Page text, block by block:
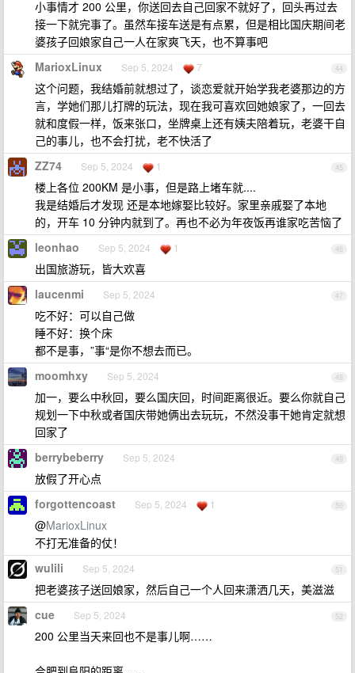
小事情才 200 公里，你送回去自己回家不就好了，回头再过去
接一下就完事了。虽然车接车送是有点累，但是相比国庆期间老
婆孩子回娘家自己一人在家爽飞天，也不算事吧
44
MarioxLinux Sep 5, 2024 7
这个问题，我结婚前就想过了，谈恋爱就开始学我老婆那边的方
言，学她们那儿打牌的玩法，现在我可喜欢回她娘家了，一回去
就和度假一样，饭来张口，坐牌桌上还有姨夫陪着玩，老婆干自
己的事儿，也不会打扰，老不快活了
45
ZZ74 Sep 5, 2024 1
楼上各位 200KM 是小事，但是路上堵车就....
我是结婚后才发现 还是本地嫁娶比较好。家里亲戚娶了本地
的，开车 10 分钟内就到了。再也不必为年夜饭再谁家吃苦恼了
46
leonhao Sep 5, 2024 1
出国旅游玩，皆大欢喜
47
laucenmi Sep 5, 2024
吃不好：可以自己做
睡不好：换个床
都不是事，”事“是你不想去而已。
48
moomhxy Sep 5, 2024
加一，要么中秋回，要么国庆回，时间距离很近。要么你就自己
规划一下中秋或者国庆带她俩出去玩玩，不然没事干她肯定就想
回家了
49
berrybeberry Sep 5, 2024
放假了开心点
50
forgottencoast Sep 5, 2024 1
@MarioxLinux
不打无准备的仗！
51
wulili Sep 5, 2024
把老婆孩子送回娘家，然后自己一个人回来潇洒几天，美滋滋
52
cue Sep 5, 2024
200 公里当天来回也不是事儿啊……